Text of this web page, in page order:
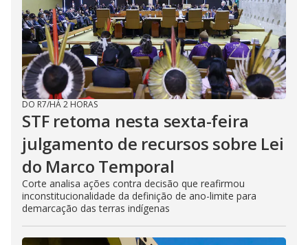
DO R7/HÁ 2 HORAS
STF retoma nesta sexta-feira
julgamento de recursos sobre Lei
do Marco Temporal
Corte analisa ações contra decisão que reafirmou
inconstitucionalidade da definição de ano-limite para
demarcação das terras indígenas